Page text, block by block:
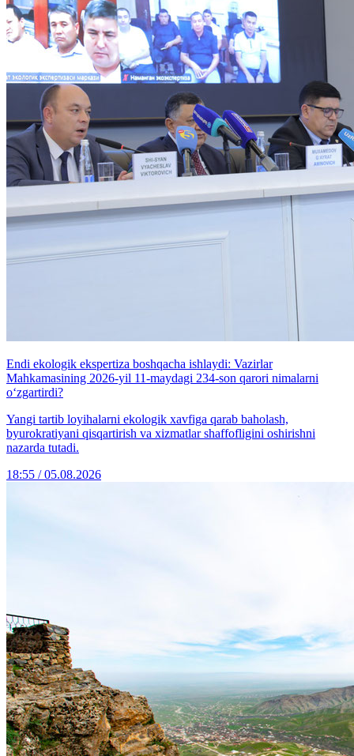
Endi ekologik ekspertiza boshqacha ishlaydi: Vazirlar
Mahkamasining 2026-yil 11-maydagi 234-son qarori nimalarni
o‘zgartirdi?
Yangi tartib loyihalarni ekologik xavfiga qarab baholash,
byurokratiyani qisqartirish va xizmatlar shaffofligini oshirishni
nazarda tutadi.
18:55 / 05.08.2026